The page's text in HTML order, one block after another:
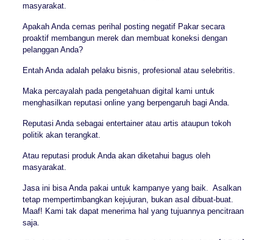
masyarakat.
Apakah Anda cemas perihal posting negatif Pakar secara
proaktif membangun merek dan membuat koneksi dengan
pelanggan Anda?
Entah Anda adalah pelaku bisnis, profesional atau selebritis.
Maka percayalah pada pengetahuan digital kami untuk
menghasilkan reputasi online yang berpengaruh bagi Anda.
Reputasi Anda sebagai entertainer atau artis ataupun tokoh
politik akan terangkat.
Atau reputasi produk Anda akan diketahui bagus oleh
masyarakat.
Jasa ini bisa Anda pakai untuk kampanye yang baik. Asalkan
tetap mempertimbangkan kejujuran, bukan asal dibuat-buat.
Maaf! Kami tak dapat menerima hal yang tujuannya pencitraan
saja.